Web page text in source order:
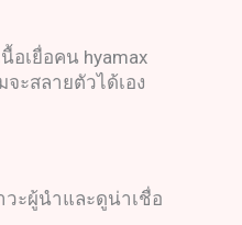
อเยื่อคน hyamax
ะสลายตัวได้เอง
วะผู้นำและดูน่าเชื่อ